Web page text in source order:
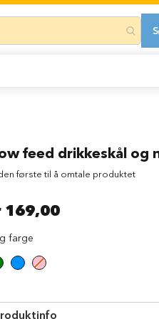
feed drikkeskål og
første til å omtale produktet
169,00
farge